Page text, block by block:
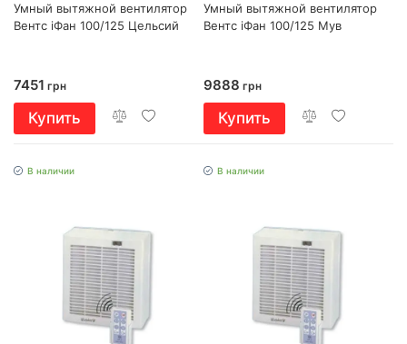
Умный вытяжной вентилятор
Вентс іФан 100/125 Цельсий
7451 грн
Купить
Умный вытяжной вентилятор
Вентс іФан 100/125 Мув
9888 грн
Купить
В наличии В наличии